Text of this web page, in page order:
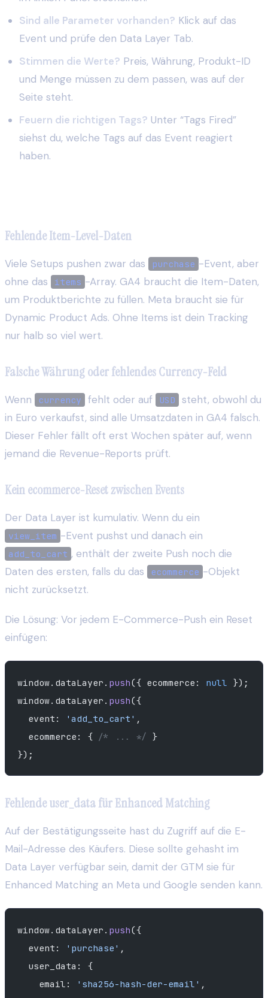
Sind alle Parameter vorhanden? Klick auf das
Event und prüfe den Data Layer Tab.
Stimmen die Werte? Preis, Währung, Produkt-ID
und Menge müssen zu dem passen, was auf der
Seite steht.
Feuern die richtigen Tags? Unter “Tags Fired”
siehst du, welche Tags auf das Event reagiert
haben.
Fehlende Item-Level-Daten
Viele Setups pushen zwar das purchase -Event, aber
ohne das
items -Array. GA4 braucht die Item-Daten,
um Produktberichte zu füllen. Meta braucht sie für
Dynamic Product Ads. Ohne Items ist dein Tracking
nur halb so viel wert.
Falsche Währung oder fehlendes Currency-Feld
Wenn currency fehlt oder auf USD
steht, obwohl du
in Euro verkaufst, sind alle Umsatzdaten in GA4 falsch.
Dieser Fehler fällt oft erst Wochen später auf, wenn
jemand die Revenue-Reports prüft.
Kein ecommerce-Reset zwischen Events
Der Data Layer ist kumulativ. Wenn du ein
view_item -Event pushst und danach ein
add_to_cart , enthält der zweite Push noch die
Daten des ersten, falls du das
ecommerce -Objekt
nicht zurücksetzt.
Die Lösung: Vor jedem E-Commerce-Push ein Reset
einfügen:
window.dataLayer. push({ ecommerce: null });
window.dataLayer. push({
  event:
'add_to_cart' ,
  ecommerce: {
/* ... */ }
});
Fehlende user_data für Enhanced Matching
Auf der Bestätigungsseite hast du Zugriff auf die E-
Mail-Adresse des Käufers. Diese sollte gehasht im
Data Layer verfügbar sein, damit der GTM sie für
Enhanced Matching an Meta und Google senden kann.
window.dataLayer. push({
  event:
'purchase' ,
  user_data: {
    email:
'sha256-hash-der-email' ,